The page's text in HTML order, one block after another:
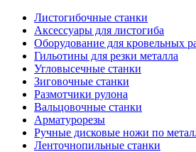
Листогибочные станки
Аксессуары для листогиба
Оборудование для кровельных
Гильотины для резки металла
Угловысечные станки
Зиговочные станки
Размотчики рулона
Вальцовочные станки
Арматурорезы
Ручные дисковые ножи по
Ленточнопильные станки